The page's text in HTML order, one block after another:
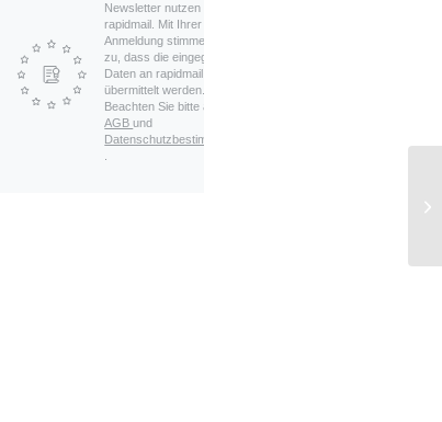
Newsletter nutzen wir
rapidmail. Mit Ihrer
Anmeldung stimmen Sie
zu, dass die eingegebenen
Daten an rapidmail
übermittelt werden.
Beachten Sie bitte auch die
AGBund
Datenschutzbestimmungen